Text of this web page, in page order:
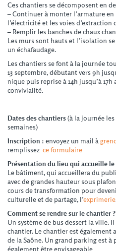
Ces chantiers se décomposent en
– Continuer à monter l’armature
l’électricité et les voies d’extraction
– Remplir les banches de chaux
Les murs sont hauts et l’isolation
un échafaudage.
Les chantiers se font à la journée
13 septembre, débutant vers 9h
nique puis reprise à 14h jusqu’à
convivialité.
Dates des chantiers(à la journée
semaines)
Inscription : envoyez un mail à
remplissez ce formulaire
Présentation du lieu qui accueille
Le bâtiment, qui accueillera du
avec de grandes hauteur sous
cours de transformation pour
culturelle et de partage, l’exprimerie
Comment se rendre sur le chantier ?
Un système de bus dessert la ville.
chantier. Le chantier est également
de la Saône. Un grand parking est
également être envisageable